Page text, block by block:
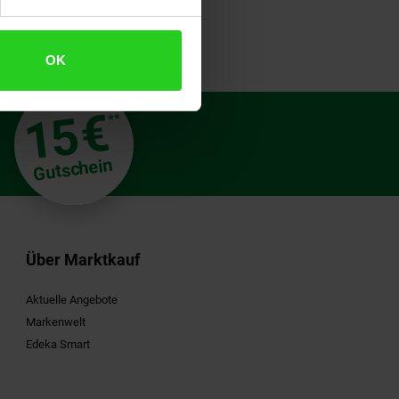
OK
15€**
Gutschein
Über Marktkauf
Aktuelle Angebote
Markenwelt
Edeka Smart